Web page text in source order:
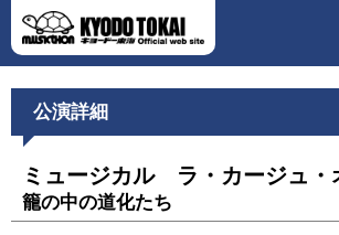
公演詳細
ミュージカル ラ・カージュ・
籠の中の道化たち